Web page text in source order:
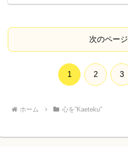
次のページ
1 2 3
ホーム 心を”Kaeteku"